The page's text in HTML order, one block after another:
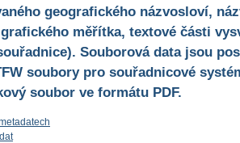
geografického názvosloví,
měřítka, textové části
Souborová data jsou
soubory pro souřadnicové
soubor ve formátu PDF.